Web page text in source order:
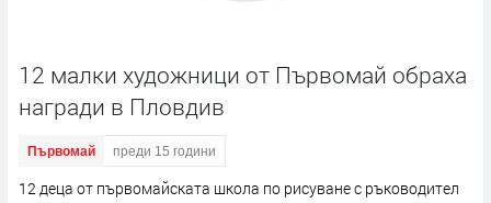
12 малки художници от Първомай обраха
награди в Пловдив
Първомай преди 15 години
12 деца от първомайската школа по рисуване с ръководител